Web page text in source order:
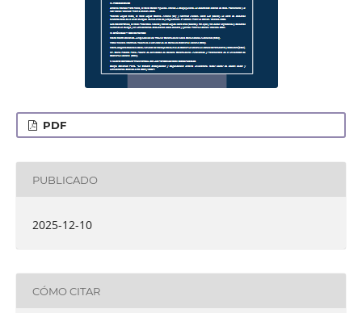
PDF
PUBLICADO
2025-12-10
CÓMO CITAR